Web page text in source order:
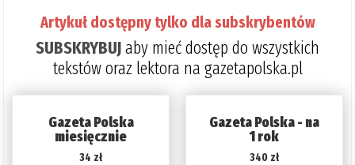
Artykuł dostępny tylko dla subskrybentów
SUBSKRYBUJaby mieć dostęp do wszystkich
tekstów oraz lektora na gazetapolska.pl
Gazeta Polska
miesięcznie
34 zł
Gazeta Polska - na
1 rok
340 zł